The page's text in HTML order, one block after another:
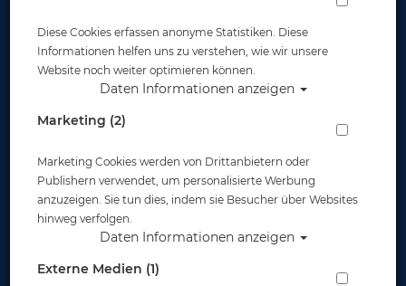
Wir freuen uns, dass Sie unsere Website besuchen,
und bedanken uns für Ihr Interesse. Im Folgenden
informieren wir Sie über den Umgang mit Ihren
personenbezogenen Daten bei der Nutzung unserer
Website. Personenbezogene Daten sind hierbei alle
Daten, mit denen Sie persönlich identifiziert werden
können.
dieser Website im Sinne der Datenschutz-
Grundverordnung (DSGVO) ist Tauchcenter Freiburg
GmbH, Gundelfingerstr. 19, 79108 Freiburg,
Deutschland, Tel.: +49 (0761) 55 613 55, E-Mail:
info@tauchcenter-freiburg.de. Der für die
Verantwortliche ist diejenige natürliche oder
Diese Cookies erfassen anonyme Statistiken. Diese
Informationen helfen uns zu verstehen, wie wir unsere
Website noch weiter optimieren können.
Daten Informationen anzeigen
Marketing (2)
Marketing Cookies werden von Drittanbietern oder
Publishern verwendet, um personalisierte Werbung
anzuzeigen. Sie tun dies, indem sie Besucher über Websites
hinweg verfolgen.
Daten Informationen anzeigen
Externe Medien (1)